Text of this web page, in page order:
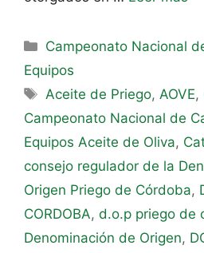
Campeonato Nacional
Equipos
Aceite de Priego,AOVE,
Campeonato Nacional de
Equipos Aceite de Oliva,
consejo regulador de la
Origen Priego de Córdoba,
CORDOBA, d.o.p priego de
Denominación de Origen,